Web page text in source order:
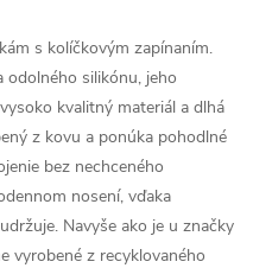
s kolíčkovým zapínaním.
odolného silikónu, jeho
kvalitný materiál a dlhá
z kovu a ponúka pohodlné
bez nechceného
nosení, vďaka
Navyše ako je u značky
vyrobené z recyklovaného